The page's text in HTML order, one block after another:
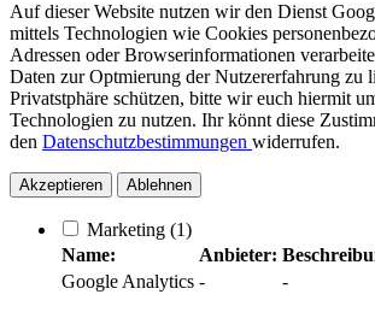
Auf dieser Website nutzen wir den Dienst
mittels Technologien wie Cookies
Adressen oder Browserinformationen
Daten zur Optmierung der Nutzererfahrung zu
Privatstphäre schützen, bitte wir euch hiermit
Technologien zu nutzen. Ihr könnt diese
den Datenschutzbestimmungen widerrufen.
Akzeptieren Ablehnen
Marketing (1)
Name:
Anbieter:
Google Analytics - -